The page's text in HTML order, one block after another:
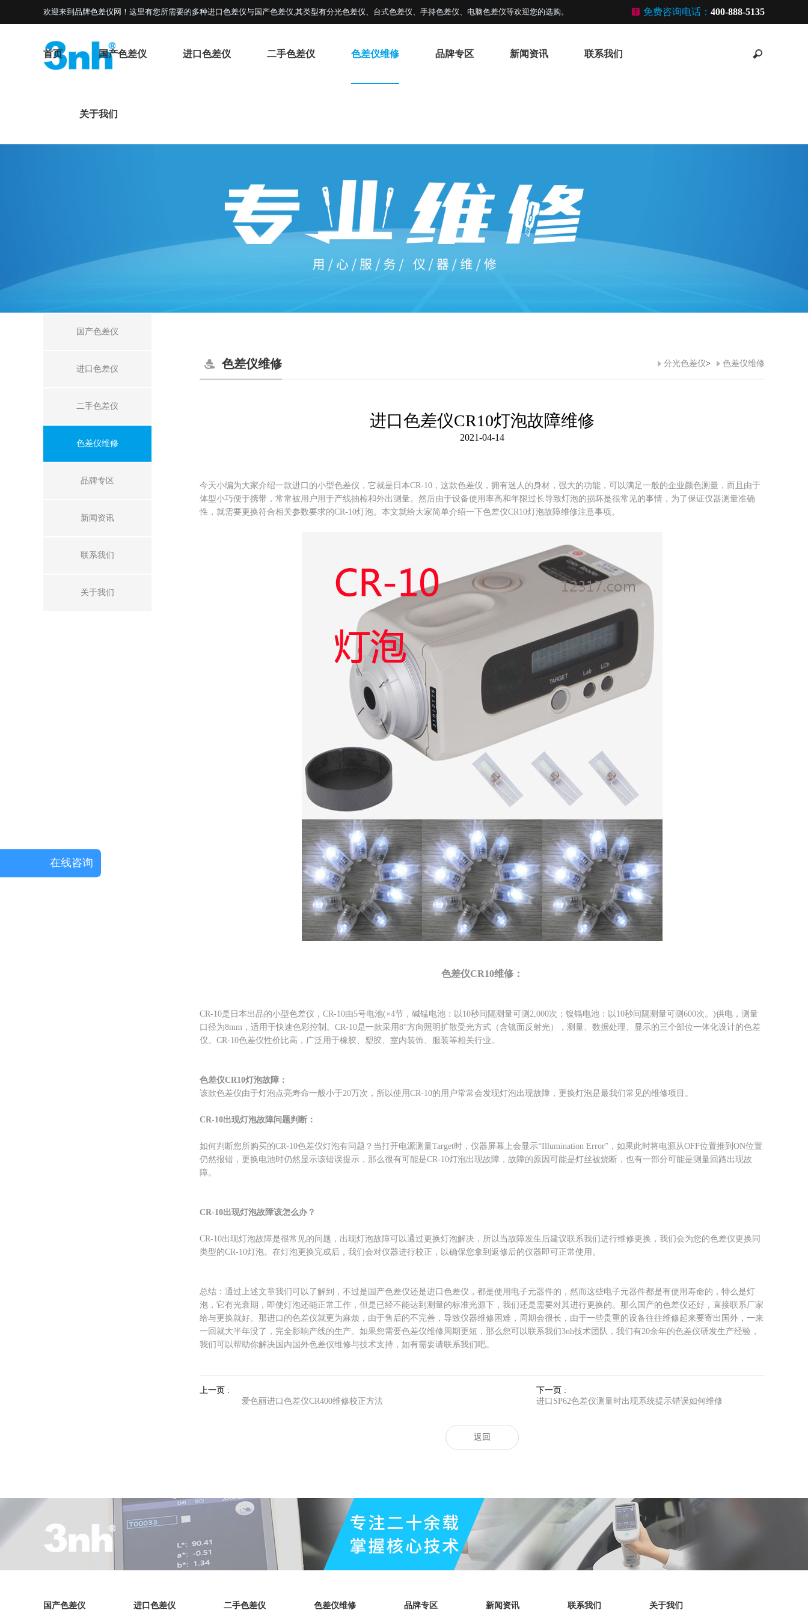
欢迎来到品牌色差仪网！这里有您所需要的多种进口色差仪与国产色差仪,其类型有分光色差仪、台式色差仪、手持色差仪、电脑色差仪等欢迎您的选购。 免费咨询电话： 400-888-5135
首页 国产色差仪 进口色差仪 二手色差仪 色差仪维修 品牌专区 新闻资讯 联系我们
关于我们
国产色差仪
进口色差仪
二手色差仪
色差仪维修
品牌专区
新闻资讯
联系我们
关于我们
色差仪维修 分光色差仪> 色差仪维修
进口色差仪CR10灯泡故障维修
2021-04-14
今天小编为大家介绍一款进口的小型色差仪，它就是日本CR-10，这款色差仪，拥有迷人的身材，强大的功能，可以满足一般的企业颜色测量，而且由于
体型小巧便于携带，常常被用户用于产线抽检和外出测量。然后由于设备使用率高和年限过长导致灯泡的损坏是很常见的事情，为了保证仪器测量准确
性，就需要更换符合相关参数要求的CR-10灯泡。本文就给大家简单介绍一下色差仪CR10灯泡故障维修注意事项。
色差仪CR10维修：
CR-10是日本出品的小型色差仪，CR-10由5号电池(×4节，碱锰电池：以10秒间隔测量可测2,000次；镍镉电池：以10秒间隔测量可测600次。)供电，测量
口径为8mm，适用于快速色彩控制。CR-10是一款采用8°方向照明扩散受光方式（含镜面反射光），测量、数据处理、显示的三个部位一体化设计的色差
仪。CR-10色差仪性价比高，广泛用于橡胶、塑胶、室内装饰、服装等相关行业。
色差仪CR10灯泡故障：
该款色差仪由于灯泡点亮寿命一般小于20万次，所以使用CR-10的用户常常会发现灯泡出现故障，更换灯泡是最我们常见的维修项目。
CR-10出现灯泡故障问题判断：
如何判断您所购买的CR-10色差仪灯泡有问题？当打开电源测量Target时，仪器屏幕上会显示“Illumination Error”，如果此时将电源从OFF位置推到ON位置
仍然报错，更换电池时仍然显示该错误提示，那么很有可能是CR-10灯泡出现故障，故障的原因可能是灯丝被烧断，也有一部分可能是测量回路出现故
障。
CR-10出现灯泡故障该怎么办？
CR-10出现灯泡故障是很常见的问题，出现灯泡故障可以通过更换灯泡解决，所以当故障发生后建议联系我们进行维修更换，我们会为您的色差仪更换同
类型的CR-10灯泡。在灯泡更换完成后，我们会对仪器进行校正，以确保您拿到返修后的仪器即可正常使用。
总结：通过上述文章我们可以了解到，不过是国产色差仪还是进口色差仪，都是使用电子元器件的，然而这些电子元器件都是有使用寿命的，特么是灯
泡，它有光衰期，即使灯泡还能正常工作，但是已经不能达到测量的标准光源下，我们还是需要对其进行更换的。那么国产的色差仪还好，直接联系厂家
给与更换就好。那进口的色差仪就更为麻烦，由于售后的不完善，导致仪器维修困难，周期会很长，由于一些贵重的设备往往维修起来要寄出国外，一来
一回就大半年没了，完全影响产线的生产。如果您需要色差仪维修周期更短，那么您可以联系我们3nh技术团队，我们有20余年的色差仪研发生产经验，
我们可以帮助你解决国内国外色差仪维修与技术支持，如有需要请联系我们吧。
上一页 :
爱色丽进口色差仪CR400维修校正方法
下一页 :
进口SP62色差仪测量时出现系统提示错误如何维修
返回
国产色差仪 进口色差仪 二手色差仪 色差仪维修 品牌专区 新闻资讯 联系我们 关于我们
在线咨询